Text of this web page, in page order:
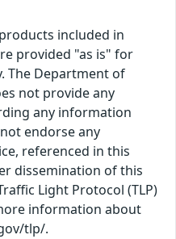
included in
provided "as is" for
The Department of
not provide any
any information
endorse any
referenced in this
dissemination of this
Light Protocol (TLP)
information about
tlp/.